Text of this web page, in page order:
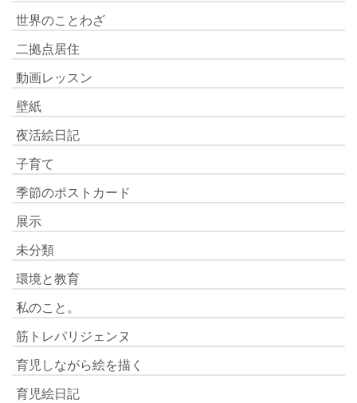
世界のことわざ
二拠点居住
動画レッスン
壁紙
夜活絵日記
子育て
季節のポストカード
展示
未分類
環境と教育
私のこと。
筋トレパリジェンヌ
育児しながら絵を描く
育児絵日記